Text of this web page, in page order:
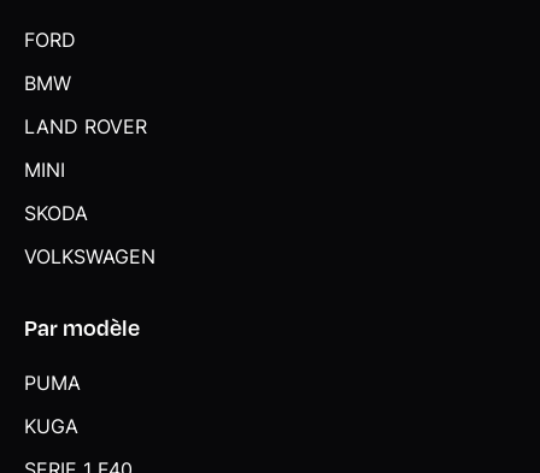
FORD
BMW
LAND ROVER
MINI
SKODA
VOLKSWAGEN
Par modèle
PUMA
KUGA